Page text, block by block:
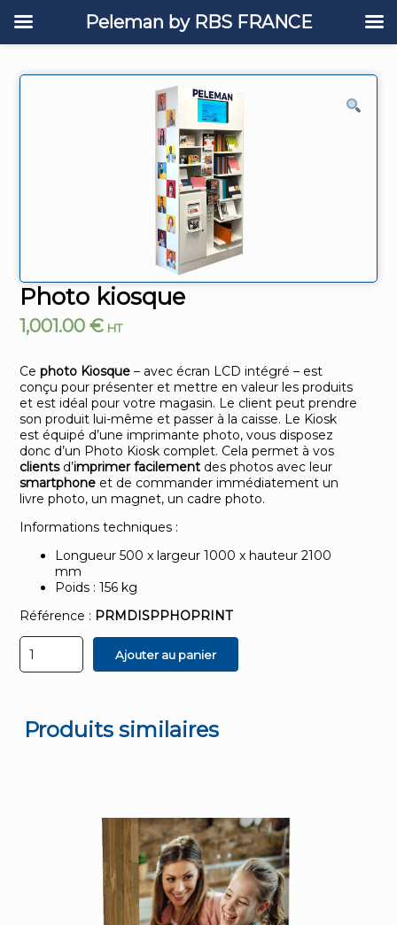
Photo kiosque
1,001.00€ HT
Cephoto Kiosque – avec écran LCD intégré – est
conçu pour présenter et mettre en valeur les produits
et est idéal pour votre magasin. Le client peut prendre
son produit lui-même et passer à la caisse. Le Kiosk
est équipé d’une imprimante photo, vous disposez
donc d’un Photo Kiosk complet. Cela permet à vos
clientsd’imprimer facilement des photos avec leur
smartphone et de commander immédiatement un
livre photo, un magnet, un cadre photo.
Informations techniques :
Longueur 500 x largeur 1000 x hauteur 2100
mm
Poids : 156 kg
Référence : PRMDISPPHOPRINT
quantité
de
Photo
Ajouter au panier
Produits similaires
Peleman by RBS FRANCE